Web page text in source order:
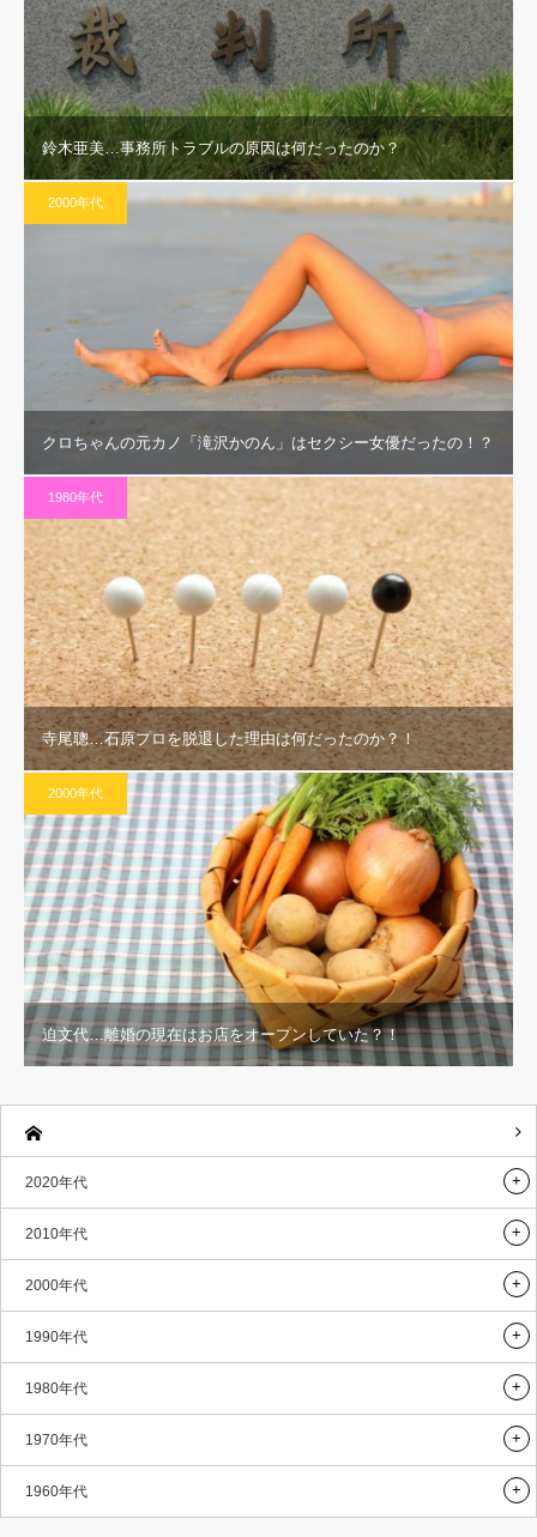
鈴木亜美…事務所トラブルの原因は何だったのか？
2000年代
クロちゃんの元カノ「滝沢かのん」はセクシー女優だったの！？
1980年代
寺尾聰…石原プロを脱退した理由は何だったのか？！
2000年代
迫文代…離婚の現在はお店をオープンしていた？！
2020年代
2010年代
2000年代
1990年代
1980年代
1970年代
1960年代